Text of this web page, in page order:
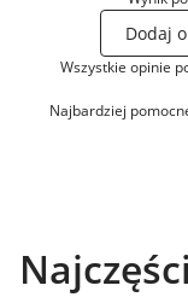
Dodaj
Wszystkie opinie
Najbardziej